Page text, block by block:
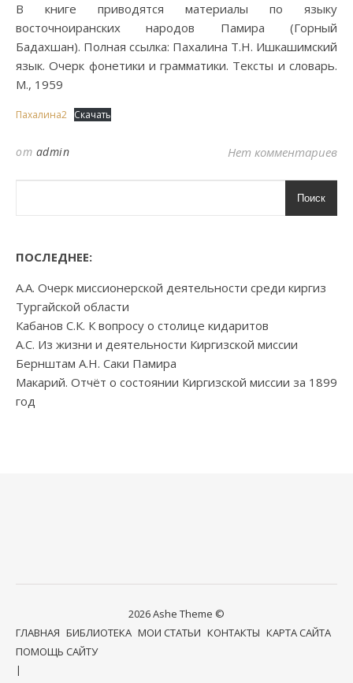
В книге приводятся материалы по языку
восточноиранских народов Памира (Горный
Бадахшан). Полная ссылка: Пахалина Т.Н. Ишкашимский
язык. Очерк фонетики и грамматики. Тексты и словарь.
М., 1959
Пахалина2 Скачать
от admin Нет комментариев
Поиск
ПОСЛЕДНЕЕ:
А.А. Очерк миссионерской деятельности среди киргиз
Тургайской области
Кабанов С.К. К вопросу о столице кидаритов
А.С. Из жизни и деятельности Киргизской миссии
Бернштам А.Н. Саки Памира
Макарий. Отчёт о состоянии Киргизской миссии за 1899
год
2026 Ashe Theme ©
ГЛАВНАЯ БИБЛИОТЕКА МОИ СТАТЬИ КОНТАКТЫ КАРТА САЙТА
ПОМОЩЬ САЙТУ